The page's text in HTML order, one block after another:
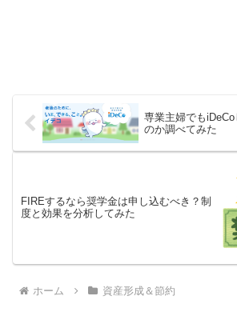
専業主婦でも
のか調べてみた
FIREするなら奨学金は申し込むべき？制
度と効果を分析してみた
ホーム 資産形成＆節約